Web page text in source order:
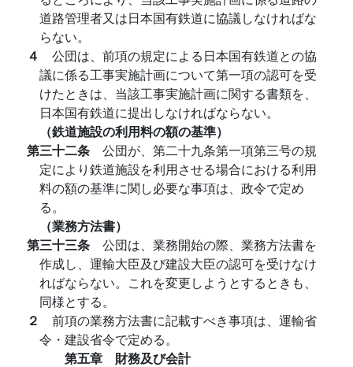
道路管理者又は日本国有鉄道に協議しなければな
らない。
４ 公団は、前項の規定による日本国有鉄道との協
議に係る工事実施計画について第一項の認可を受
けたときは、当該工事実施計画に関する書類を、
日本国有鉄道に提出しなければならない。
（鉄道施設の利用料の額の基準）
第三十二条 公団が、第二十九条第一項第三号の規
定により鉄道施設を利用させる場合における利用
料の額の基準に関し必要な事項は、政令で定め
る。
（業務方法書）
第三十三条 公団は、業務開始の際、業務方法書を
作成し、運輸大臣及び建設大臣の認可を受けなけ
ればならない。これを変更しようとするときも、
同様とする。
２ 前項の業務方法書に記載すべき事項は、運輸省
令・建設省令で定める。
第五章 財務及び会計